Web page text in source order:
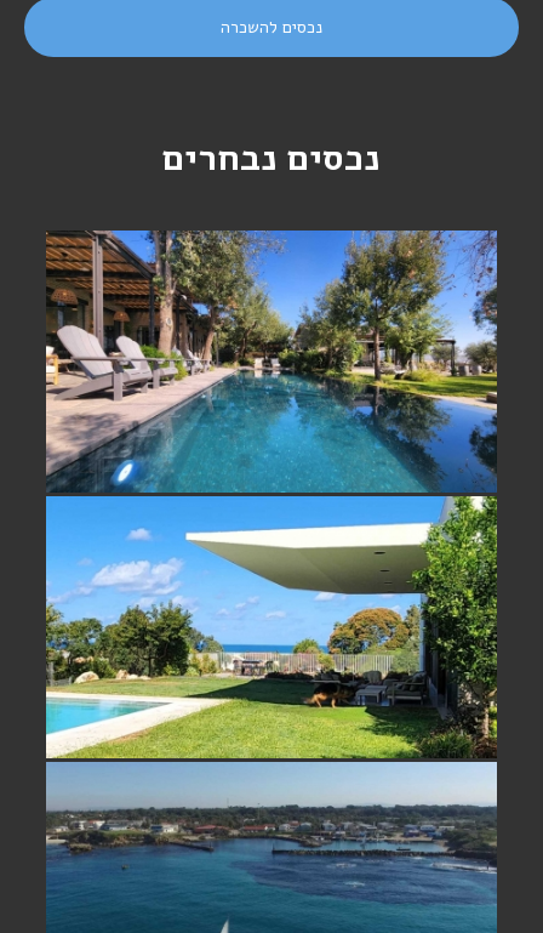
נכסים להשכרה
נכסים נבחרים
נחלה מרגשת למכירה בעמק יזרעאל -
לגור בלב הטבע
נחלה למכירה בכפר ויתקין בית מדהים
מול נוף גבוה רואה ים
נחלה למכירה במכמורת ליד הים